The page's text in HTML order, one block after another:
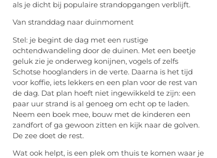
als je dicht bij populaire strandopgangen verblijft.
Van stranddag naar duinmoment
Stel: je begint de dag met een rustige
ochtendwandeling door de duinen. Met een beetje
geluk zie je onderweg konijnen, vogels of zelfs
Schotse hooglanders in de verte. Daarna is het tijd
voor koffie, iets lekkers en een plan voor de rest van
de dag. Dat plan hoeft niet ingewikkeld te zijn: een
paar uur strand is al genoeg om echt op te laden.
Neem een boek mee, bouw met de kinderen een
zandfort of ga gewoon zitten en kijk naar de golven.
De zee doet de rest.
Wat ook helpt, is een plek om thuis te komen waar je